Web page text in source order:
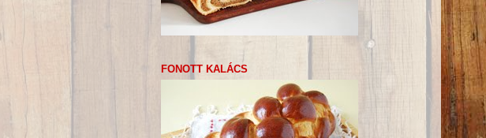
FONOTT KALÁCS